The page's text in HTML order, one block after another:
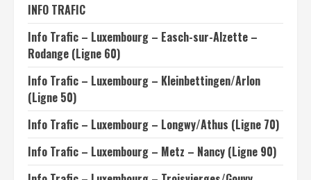
INFO TRAFIC
Info Trafic – Luxembourg – Easch-sur-Alzette –
Rodange (Ligne 60)
Info Trafic – Luxembourg – Kleinbettingen/Arlon
(Ligne 50)
Info Trafic – Luxembourg – Longwy/Athus (Ligne 70)
Info Trafic – Luxembourg – Metz – Nancy (Ligne 90)